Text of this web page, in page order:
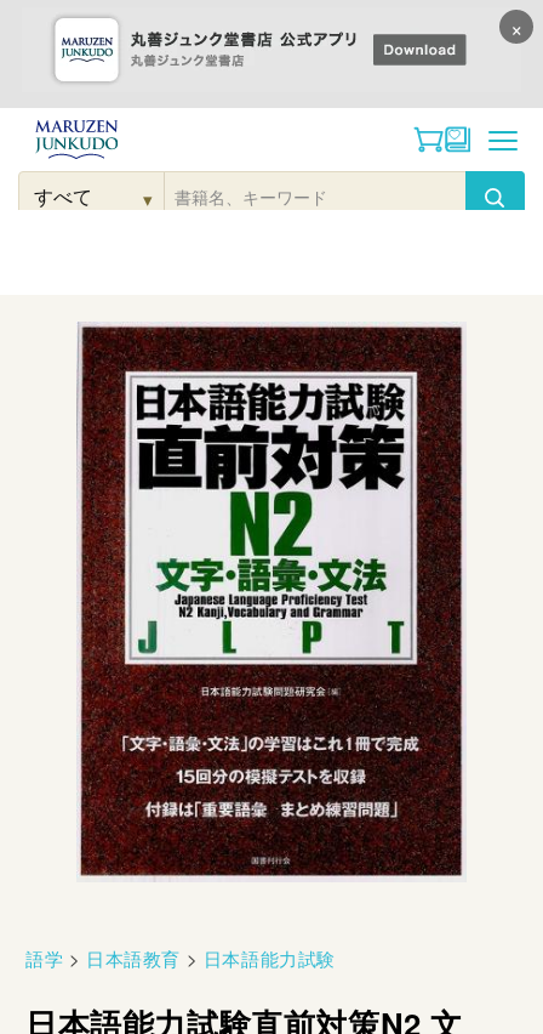
コンテンツに
進む
検
▾
語学 > 日本語教育 > 日本語能力試験
日本語能力試験直前対策N2 文
×